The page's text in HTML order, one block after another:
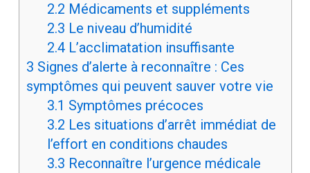
2.2 Médicaments et suppléments
2.3 Le niveau d’humidité
2.4L’acclimatation insuffisante
3 Signes d’alerte à reconnaître : Ces
symptômes qui peuvent sauver votre vie
3.1 Symptômes précoces
3.2 Les situations d’arrêt immédiat de
l’effort en conditions chaudes
3.3 Reconnaître l’urgence médicale